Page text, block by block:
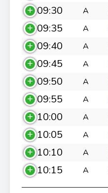
09:30
A
09:35
A
09:40
A
09:45
A
09:50
A
09:55
A
10:00
A
10:05
A
10:10
A
10:15
A